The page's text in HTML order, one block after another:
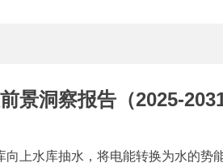
景洞察报告（2025-
上水库抽水，将电能转换为水的势